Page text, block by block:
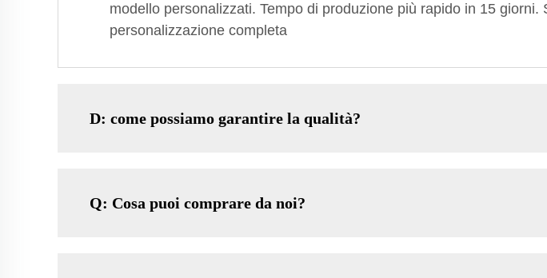
modello personalizzati. Tempo di produzione più rapido in 15
personalizzazione completa
D: come possiamo garantire la qualità?
Q: Cosa puoi comprare da noi?